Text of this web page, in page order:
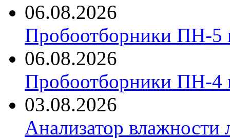
06.08.2026
Пробоотборники ПН-
06.08.2026
Пробоотборники ПН-
03.08.2026
Анализатор